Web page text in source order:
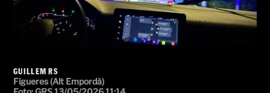
GUILLEM RS
Figueres (Alt Empordà)